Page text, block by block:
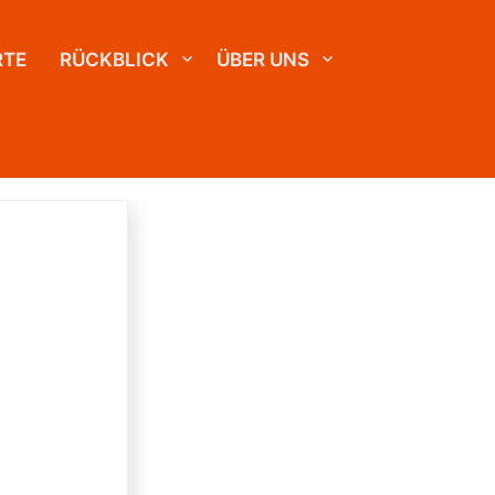
RÜCKBLICK ÜBER UNS